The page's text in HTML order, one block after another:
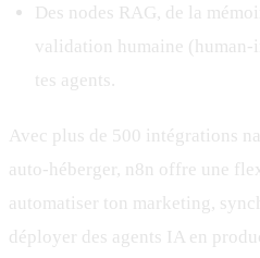
Des nodes RAG, de la
validation humaine
tes agents.
Avec plus de 500 intégrations
auto-héberger, n8n offre une
automatiser ton marketing,
déployer des agents IA en